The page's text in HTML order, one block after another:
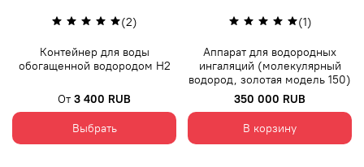
(2)
Контейнер для воды
обогащенной водородом H2
От 3 400 RUB
Выбрать
(1)
Аппарат для водородных
ингаляций (молекулярный
водород, золотая модель 150)
350 000 RUB
В корзину